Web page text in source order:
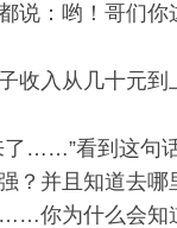
说：哟！哥们你
入从几十元到
……”看到这句话
？并且知道去哪
你为什么会知